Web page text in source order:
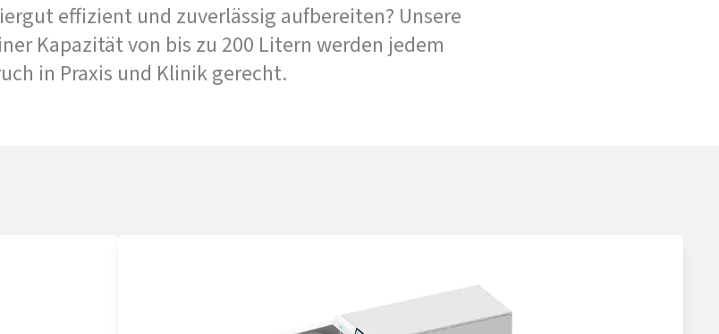
effizient und zuverlässig aufbereiten? Unsere
Kapazität von bis zu 200 Litern werden jedem
in Praxis und Klinik gerecht.